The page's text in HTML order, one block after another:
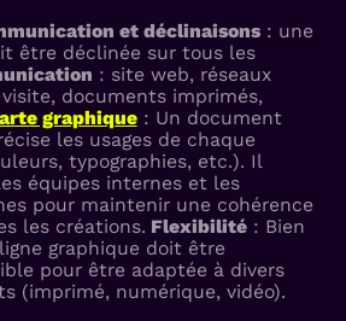
et déclinaisons: une
être déclinée sur tous les
: site web, réseaux
documents imprimés,
graphique: Un document
les usages de chaque
typographies, etc.). Il
équipes internes et les
pour maintenir une cohérence
les créations. Flexibilité: Bien
graphique doit être
pour être adaptée à divers
(imprimé, numérique, vidéo).